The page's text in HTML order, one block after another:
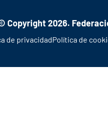
Copyright 2026.
de privacidadPolítica de